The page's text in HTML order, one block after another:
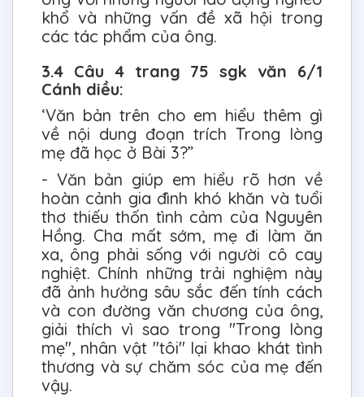
khổ và những vấn đề xã hội trong
các tác phẩm của ông.
3.4 Câu 4 trang 75 sgk văn 6/1
Cánh diều:
‘Văn bản trên cho em hiểu thêm gì
về nội dung đoạn trích Trong lòng
mẹ đã học ở Bài 3?”
- Văn bản giúp em hiểu rõ hơn về
hoàn cảnh gia đình khó khăn và tuổi
thơ thiếu thốn tình cảm của Nguyên
Hồng. Cha mất sớm, mẹ đi làm ăn
xa, ông phải sống với người cô cay
nghiệt. Chính những trải nghiệm này
đã ảnh hưởng sâu sắc đến tính cách
và con đường văn chương của ông,
giải thích vì sao trong "Trong lòng
mẹ", nhân vật "tôi" lại khao khát tình
thương và sự chăm sóc của mẹ đến
vậy.